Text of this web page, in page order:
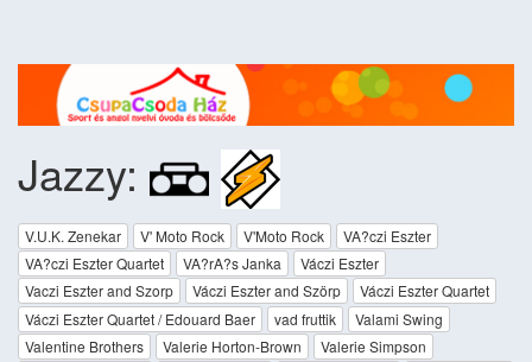
Jazzy:
V.U.K. Zenekar V' Moto Rock V'Moto Rock
VA?czi Eszter
VA?czi Eszter Quartet
VA?rA?s Janka
Váczi Eszter
Vaczi Eszter and Szorp
Váczi Eszter and Szörp
Váczi Eszter Quartet
Váczi Eszter Quartet / Edouard Baer
vad fruttik
Valami Swing
Valentine Brothers
Valerie Horton-Brown
Valerie Simpson